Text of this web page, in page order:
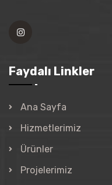
Faydalı Linkler
Ana Sayfa
Hizmetlerimiz
Ürünler
Projelerimiz